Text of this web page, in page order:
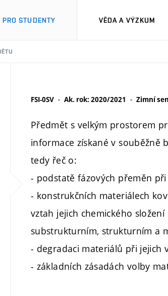
PRO STUDENTY VĚDA A VÝZKUM
FSI-0SV Ak. rok: 2020/2021 Zimní
Předmět s velkým prostorem
informace získané v souběžně
tedy řeč o:
- podstatě fázových přeměn
- konstrukčních materiálech
vztah jejich chemického
substrukturním, strukturním a
- degradaci materiálů při jejich
- základních zásadách volby